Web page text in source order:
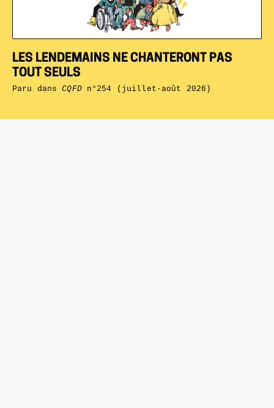
LES LENDEMAINS NE CHANTERONT PAS
TOUT SEULS
Paru dansCQFDn°254 (juillet-août 2026)